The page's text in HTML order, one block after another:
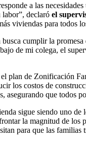
a las
declaró el
viviendas para todos
cumplir la
de mi colega, el
plan de Zonificación
los costos de
asegurando que todos
sigue siendo uno de
la magnitud de
para que las